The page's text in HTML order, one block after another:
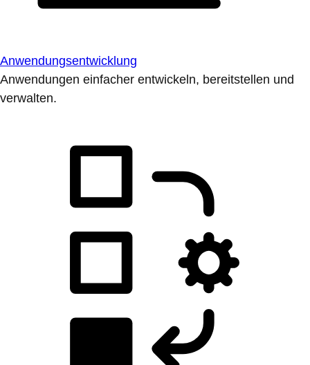
Anwendungsentwicklung
Anwendungen einfacher entwickeln, bereitstellen und
verwalten.